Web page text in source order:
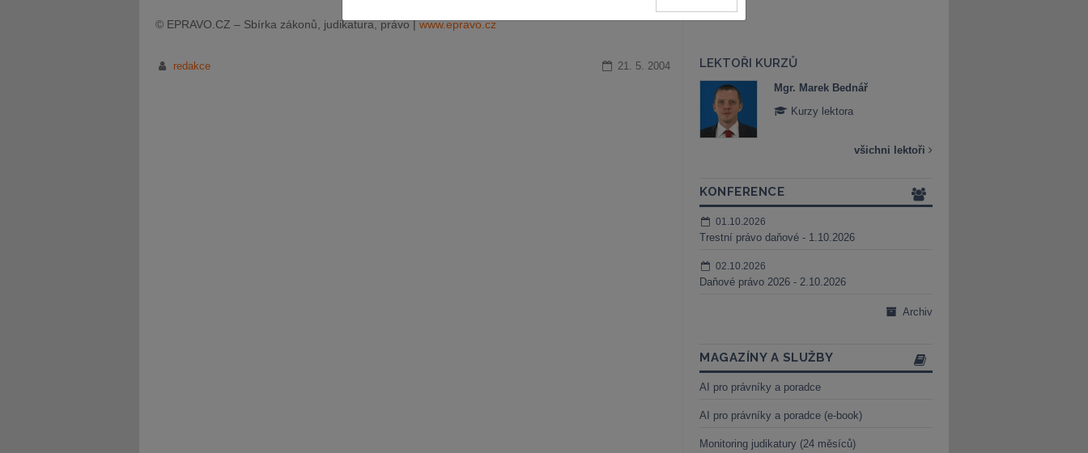
© EPRAVO.CZ – Sbírka zákonů, judikatura, právo |www.epravo.cz
redakce 21. 5. 2004 LEKTOŘI KURZŮ
Mgr. Marek Bednář
Kurzy lektora
všichni lektoři
KONFERENCE
01.10.2026
Trestní právo daňové - 1.10.2026
02.10.2026
Daňové právo 2026 - 2.10.2026
Archiv
MAGAZÍNY A SLUŽBY
AI pro právníky a poradce
AI pro právníky a poradce (e-book)
Monitoring judikatury (24 měsíců)